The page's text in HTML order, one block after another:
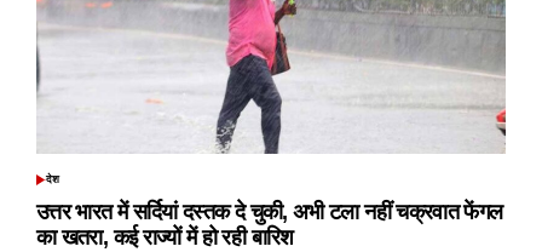
POSTED
देश
उत्तर भारत में सर्दियां दस्तक दे चुकी, अभी टला नहीं चक्रवात फेंगल
का खतरा, कई राज्यों में हो रही बारिश